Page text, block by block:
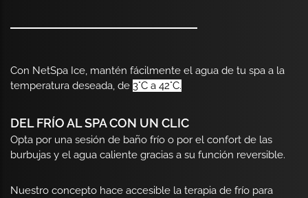
Con NetSpa Ice, mantén fácilmente el agua de tu spa a la
temperatura deseada, de 3°C a 42°C.
DEL FRÍO AL SPA CON UN CLIC
Opta por una sesión de baño frío o por el confort de las
burbujas y el agua caliente gracias a su función reversible.
Nuestro concepto hace accesible la terapia de frío para